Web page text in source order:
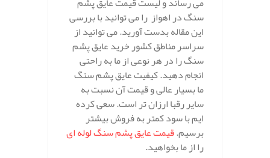
سنگ در اهواز را می توانید با بررسی
این مقاله بدست آورید. می توانید از
سراسر مناطق کشور خرید عایق پشم
سنگ را در هر نوعی از ما به راحتی
انجام دهید. کیفیت عایق پشم سنگ
ما بسیار عالی و قیمت آن نسبت به
سایر رقبا ارزان تر است. سعی کرده
ایم با سود کمتر به فروش بیشتر
برسیم.قیمت عایق پشم سنگ لوله ای
را از ما بخواهید.